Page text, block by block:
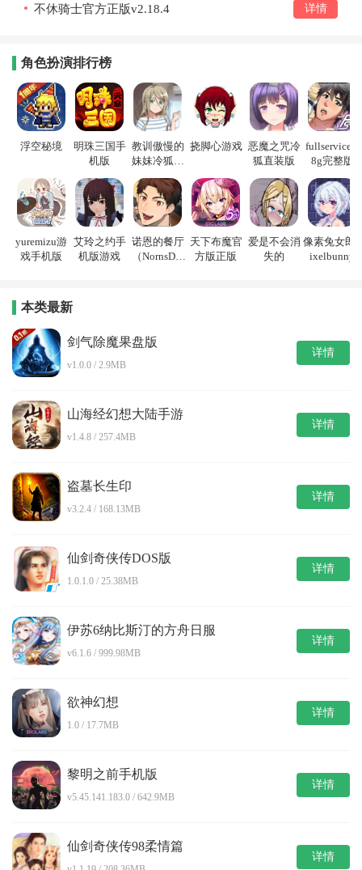
不休骑士官方正版v2.18.4 详情
角色扮演排行榜
浮空秘境
明珠三国手
机版
教训傲慢的
妹妹冷狐游
戏
挠脚心游戏 恶魔之咒冷
狐直装版
fullservice1.
8g完整版
yuremizu游
戏手机版
艾玲之约手
机版游戏
诺恩的餐厅
（NornsDin
天下布魔官
方版正版
爱是不会消
失的
像素兔女郎p
ixelbunny
本类最新
剑气除魔果盘版
v1.0.0 / 2.9MB
详情
山海经幻想大陆手游
v1.4.8 / 257.4MB
详情
盗墓长生印
v3.2.4 / 168.13MB
详情
仙剑奇侠传DOS版
1.0.1.0 / 25.38MB
详情
伊苏6纳比斯汀的方舟日服
v6.1.6 / 999.98MB
详情
欲神幻想
1.0 / 17.7MB
详情
黎明之前手机版
v5.45.141.183.0 / 642.9MB
详情
仙剑奇侠传98柔情篇
详情